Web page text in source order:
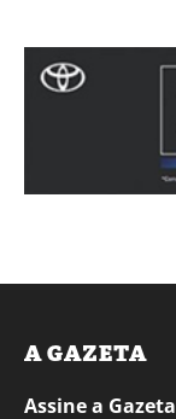
A GAZETA
Assine a Gazeta